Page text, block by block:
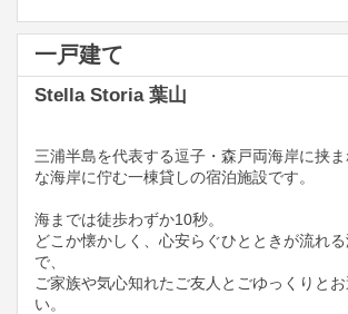
一戸建て
Stella Storia 葉山
三浦半島を代表する逗子・森戸両海岸に挟
な海岸に佇む一棟貸しの宿泊施設です。
海までは徒歩わずか10秒。
どこか懐かしく、心安らぐひとときが流れ
で、
ご家族や気心知れたご友人とごゆっくりと
い。​